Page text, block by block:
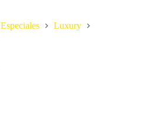
Especiales
Luxury